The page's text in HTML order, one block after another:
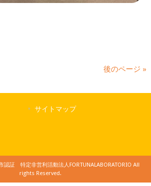
後のページ »
サイトマップ
証 特定非営利活動法人FORTUNALABORATORIO All
rights Reserved.